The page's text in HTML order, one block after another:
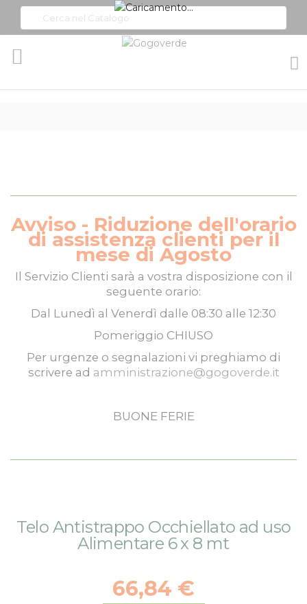
Avviso - Riduzione dell'orario
di assistenza clienti per il
mese di Agosto
Il Servizio Clienti sarà a vostra disposizione con il
seguente orario:
Dal Lunedì al Venerdì dalle 08:30 alle 12:30
Pomeriggio CHIUSO
Per urgenze o segnalazioni vi preghiamo di
scrivere ad amministrazione@gogoverde.it
BUONE FERIE
alla
all'inizio
Telo Antistrappo Occhiellato ad uso
Alimentare 6 x 8 mt
66,84 €